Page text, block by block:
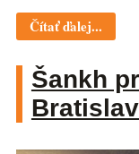
Čítať ďalej...
Šankh